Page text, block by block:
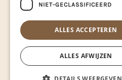
NIET-GECLASSIFICEERD
ALLES ACCEPTEREN
ALLES AFWIJZEN